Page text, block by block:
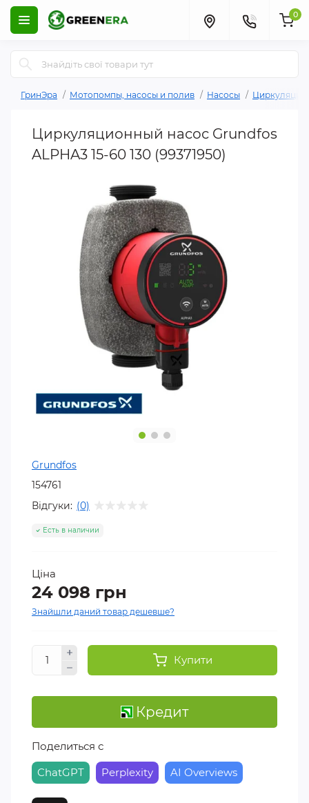
0
ГринЭра Мотопомпы, насосы и полив Насосы
Циркуляционный насос Grundfos
ALPHA3 15-60 130 (99371950)
Grundfos
154761
Відгуки: (0)
Есть в наличии
Ціна
24 098 грн
Знайшли даний товар дешевше?
Купити
Кредит
Поделиться с
ChatGPT
Perplexity AI Overviews